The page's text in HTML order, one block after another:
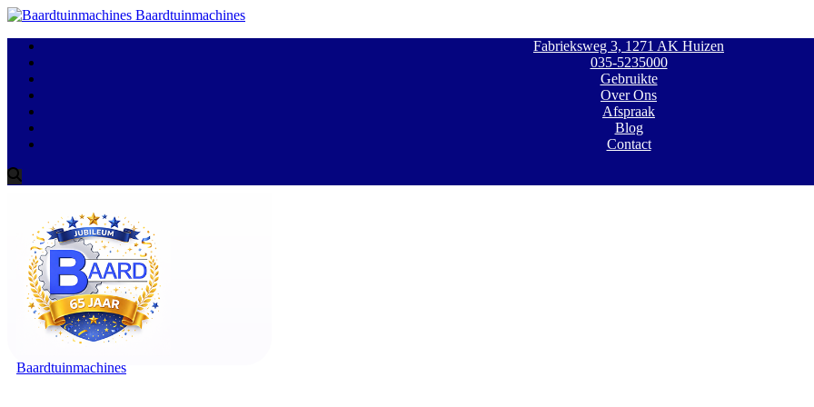
Baardtuinmachines
Fabrieksweg 3, 1271 AK Huizen
035-5235000
Gebruikte
Over Ons
Afspraak
Blog
Contact
Baardtuinmachines